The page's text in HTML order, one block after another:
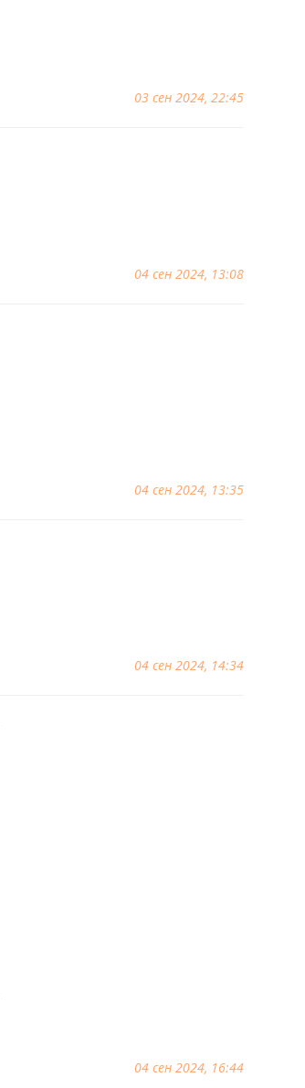
03 сен 2024, 22:45
04 сен 2024, 13:08
04 сен 2024, 13:35
04 сен 2024, 14:34
04 сен 2024, 16:44